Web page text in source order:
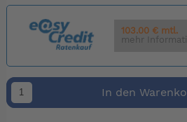
103.00 € mtl.
mehr
In den